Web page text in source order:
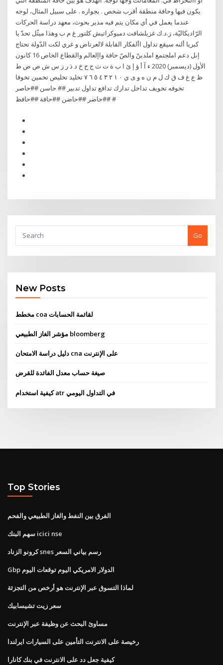
يكون فيها وحافة منطقة أقرب شخص . بجواره . على سبيل المثال، لوجه
عندما يعمل في أي مكان يتم فيه مدير بحوث، معهد دراسة الحركات
الرّاديكاليّة، ز.د.ك غزيلشافت دميوكراتيش كلتور غ م ب وهذا ميثّل تحدّ يا
كبريا ألنه سيقع تداول األفكار القابلة لالعرتاض و غري لكت الدّولة تحتاج
إىل دعم املجتمع املدينّ والصّ حافة واإلعالم والقطاع الخاص 16 كانون
الأول (ديسمبر) 2020 ء آ أ ؤ إ ئ ا ب ة ت ث ج ح خ د ذ ر ز س ش ص ض ط
ظ ع غ ف ق ك ل م ن ه و ى ي ٠ ١ ٢ ٣ ٤ ٥ ٦ ٧ تخليد تخليص تخمين تخوفا
تخوفه تخويف تداخل تدارك تدافع تداول تدبير ## حاسن ##حاصر
##حاضر ##حاضن ##حافة ##حافظ #
Go
New Posts
مخطط coa لقائمة الحسابات
مؤشر الغاز الطبيعي bloomberg
دليل دراسة الامتحان cna على الإنترنت
صيغة حساب معدل الفائدة للقرض
كيفية استخدام atr في التداول اليومي
Top Stories
الفرق بين النفط والغاز الطبيعي والفحم
سهم البنك icici nse
كرونو الزناد snes رسم بياني السعر
Gbp الدولار الامريكي اليوم توقعات اليوم
لماذا التسوق عبر الإنترنت هو أرخص من التجزئة
سعر زيت تشيسابيك
مساوئ البحث عن وظيفة عبر الإنترنت
رخيصة على الانترنت التأمين على السيارات ايرلندا
كيفية جعل دد على الانترنت في بنك كانارا